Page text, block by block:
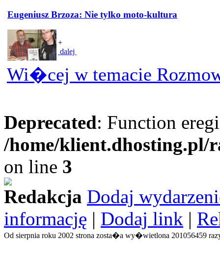
Eugeniusz Brzoza: Nie tylko moto-kultura
+
dalej
Wi�cej w temacie
Deprecated: Function
/home/
on line 3
Redakcja Dodaj
informację | Dodaj link |
Od sierpnia roku 2002 strona zosta�a wy�wietlona 201056459